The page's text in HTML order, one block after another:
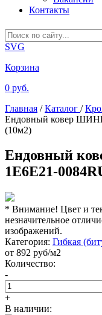
Контакты
SVG
Корзина
0 руб.
Главная / Каталог /
Ендовный ковер
(10м2)
Ендовный
1E6E21-
* Внимание! Цвет и
незначительное
изображений.
Категория: Гибкая
от 892 руб/м2
Количество:
-
+
В наличии: